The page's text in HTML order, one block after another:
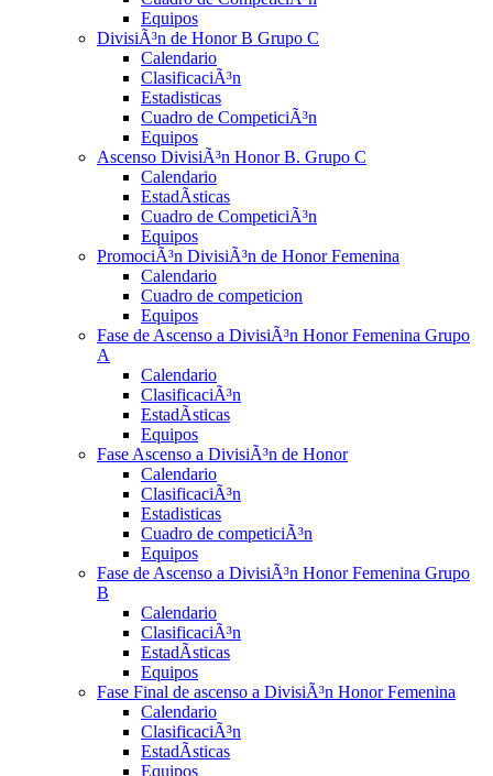
Equipos
DivisiÃ³n de Honor B Grupo C
Calendario
ClasificaciÃ³n
Estadisticas
Cuadro de CompeticiÃ³n
Equipos
Ascenso DivisiÃ³n Honor B. Grupo C
Calendario
EstadÃ­sticas
Cuadro de CompeticiÃ³n
Equipos
PromociÃ³n DivisiÃ³n de Honor Femenina
Calendario
Cuadro de competicion
Equipos
Fase de Ascenso a DivisiÃ³n Honor Femenina Grupo
A
Calendario
ClasificaciÃ³n
EstadÃ­sticas
Equipos
Fase Ascenso a DivisiÃ³n de Honor
Calendario
ClasificaciÃ³n
Estadisticas
Cuadro de competiciÃ³n
Equipos
Fase de Ascenso a DivisiÃ³n Honor Femenina Grupo
B
Calendario
ClasificaciÃ³n
EstadÃ­sticas
Equipos
Fase Final de ascenso a DivisiÃ³n Honor Femenina
Calendario
ClasificaciÃ³n
EstadÃ­sticas
Equipos